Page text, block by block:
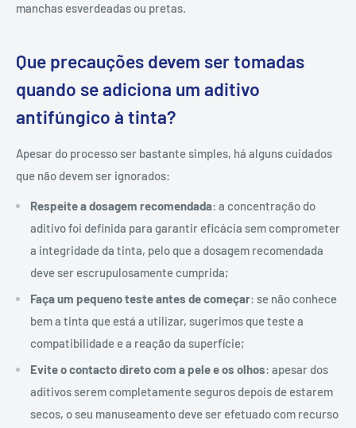
manchas esverdeadas ou pretas.
Que precauções devem ser tomadas
quando se adiciona um aditivo
antifúngico à tinta?
Apesar do processo ser bastante simples, há alguns cuidados
que não devem ser ignorados:
Respeite a dosagem recomendada: a concentração do
aditivo foi definida para garantir eficácia sem comprometer
a integridade da tinta, pelo que a dosagem recomendada
deve ser escrupulosamente cumprida;
Faça um pequeno teste antes de começar: se não conhece
bem a tinta que está a utilizar, sugerimos que teste a
compatibilidade e a reação da superfície;
Evite o contacto direto com a pele e os olhos: apesar dos
aditivos serem completamente seguros depois de estarem
secos, o seu manuseamento deve ser efetuado com recurso